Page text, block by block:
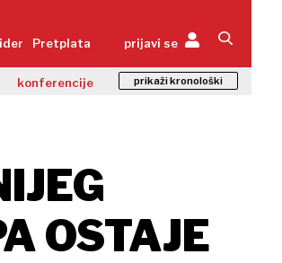
Pretplata prijavi se
konferencije prikaži kronološki
OSTAJE